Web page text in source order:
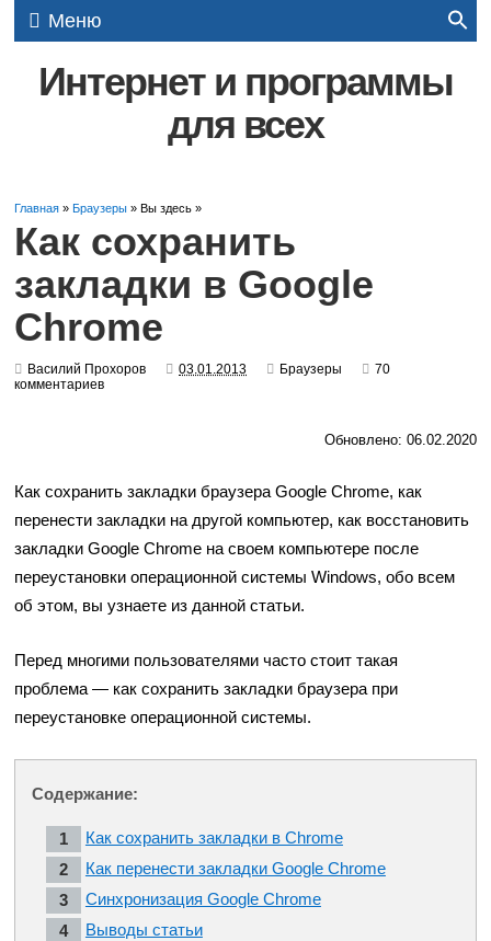
Меню
Интернет и программы
для всех
Главная »Браузеры » Вы здесь »
Как сохранить
закладки в Google
Chrome
Василий Прохоров 03.01.2013 Браузеры
70
комментариев
Обновлено: 06.02.2020
Как сохранить закладки браузера Google Chrome, как
перенести закладки на другой компьютер, как восстановить
закладки Google Chrome на своем компьютере после
переустановки операционной системы Windows, обо всем
об этом, вы узнаете из данной статьи.
Перед многими пользователями часто стоит такая
проблема — как сохранить закладки браузера при
переустановке операционной системы.
Содержание:
Как сохранить закладки в Chrome
Как перенести закладки Google Chrome
Синхронизация Google Chrome
Выводы статьи